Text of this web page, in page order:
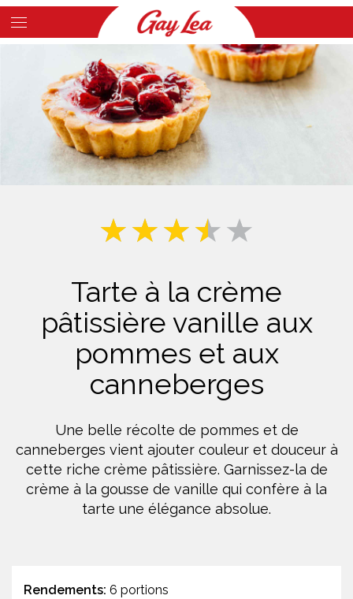
Skip
to
Tarte à la crème
pâtissière vanille aux
pommes et aux
canneberges
Une belle récolte de pommes et de
canneberges vient ajouter couleur et douceur à
cette riche crème pâtissière. Garnissez-la de
crème à la gousse de vanille qui confère à la
tarte une élégance absolue.
Rendements: 6 portions